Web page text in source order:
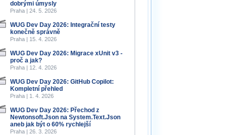
dobrými úmysly
Praha | 24. 5. 2026
WUG Dev Day 2026: Integrační testy
konečně správně
Praha | 15. 4. 2026
WUG Dev Day 2026: Migrace xUnit v3 -
proč a jak?
Praha | 12. 4. 2026
WUG Dev Day 2026: GitHub Copilot:
Kompletní přehled
Praha | 1. 4. 2026
WUG Dev Day 2026: Přechod z
Newtonsoft.Json na System.Text.Json
aneb jak být o 60% rychlejší
Praha | 26. 3. 2026